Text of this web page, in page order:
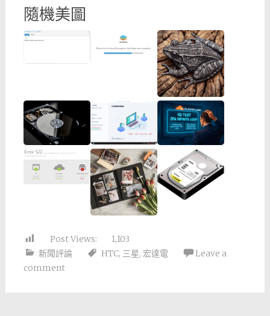
隨機美圖
Post Views:
1,103
新聞評論
HTC, 三星, 宏達電
Leave a
comment